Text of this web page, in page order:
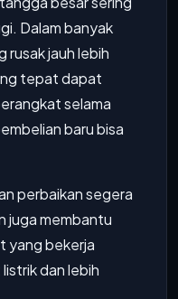
Dalam banyak
rusak jauh lebih
tepat dapat
selama
baru bisa
perbaikan segera
juga membantu
yang bekerja
dan lebih